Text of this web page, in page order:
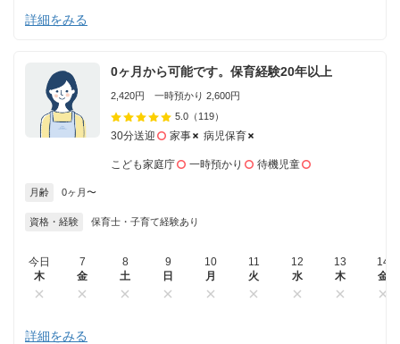
詳細をみる
0ヶ月から可能です。保育経験20年以上
2,420円 一時預かり 2,600円
5.0 （119）
30分送迎 家事 病児保育
こども家庭庁 一時預かり 待機児童
月齢 0ヶ月〜
資格・経験 保育士・子育て経験あり
今日
木
7
金
8
土
9
日
10
月
11
火
12
水
13
木
14
金
詳細をみる